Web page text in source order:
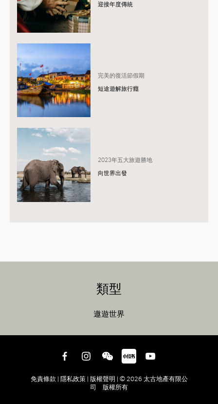
迎接年度傳統
完美的復活節假期
短途遊解旅行癮
2023年五大旅遊勝地
向世界出發
類型
遨遊世界
免責條款 | 隱私政策 | 版權聲明 | © 2026 太古地產有限公
司 版權所有